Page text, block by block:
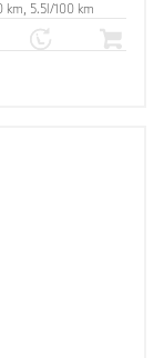
km, 5.5l/100 km